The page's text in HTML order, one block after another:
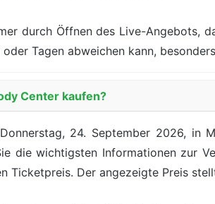
durch Öffnen des Live-Angebots,
Tagen abweichen kann,
Center kaufen?
24. September 2026, in
die wichtigsten Informationen zur
Ticketpreis. Der angezeigte Preis